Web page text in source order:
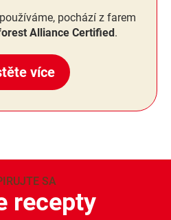
pochází z farem
Alliance Certified.
více
SA
recepty